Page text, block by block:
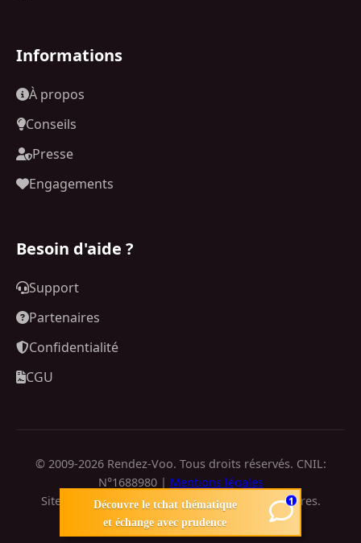
Découvre le tchat thématique
et échange avec prudence
1
Informations
À propos
Conseils
Presse
Engagements
Besoin d'aide ?
Support
Partenaires
Confidentialité
CGU
© 2009-2026 Rendez-Voo. Tous droits réservés. CNIL:
N°1688980 | Mentions légales
Site de rencontre réservé aux personnes majeures.
Conformité RGPD.